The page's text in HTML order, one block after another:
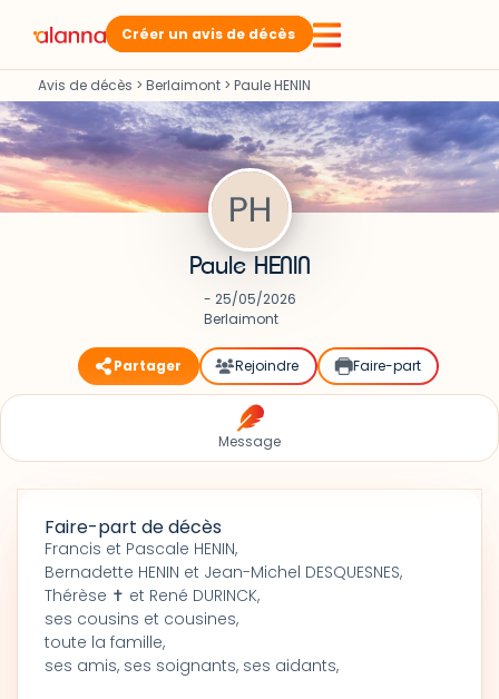
Créer un avis de décès
Avis de décès > Berlaimont > Paule HENIN
Paule HENIN
- 25/05/2026
Berlaimont
Partager Rejoindre Faire-part
Message
Faire-part de décès
Francis et Pascale HENIN,
Bernadette HENIN et Jean-Michel DESQUESNES,
Thérèse ✝ et René DURINCK,
ses cousins et cousines,
toute la famille,
ses amis, ses soignants, ses aidants,